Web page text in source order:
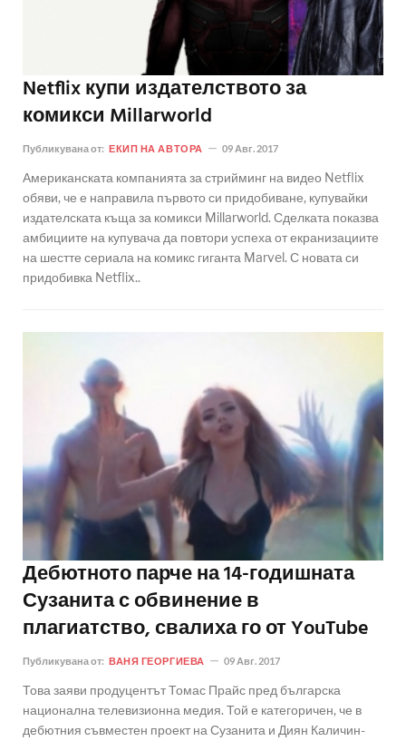
Netflix купи издателството за
комикси Millarworld
Публикувана от: ЕКИП НА АВТОРА 09 Авг. 2017
Американската компанията за стрийминг на видео Netflix
обяви, че е направила първото си придобиване, купувайки
издателската къща за комикси Millarworld. Сделката показва
амбициите на купувача да повтори успеха от екранизациите
на шестте сериала на комикс гиганта Marvel. С новата си
придобивка Netflix..
Дебютното парче на 14-годишната
Сузанита с обвинение в
плагиатство, свалиха го от YouTube
Публикувана от: ВАНЯ ГЕОРГИЕВА 09 Авг. 2017
Това заяви продуцентът Томас Прайс пред българска
национална телевизионна медия. Той е категоричен, че в
дебютния съвместен проект на Сузанита и Диян Каличин-